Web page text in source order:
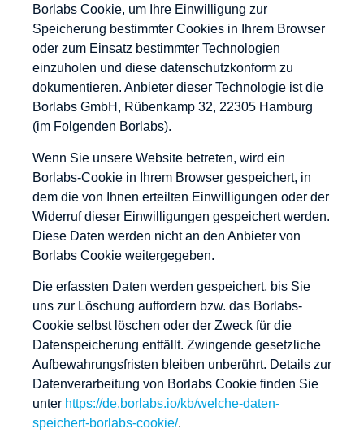
Borlabs Cookie, um Ihre Einwilligung zur
Speicherung bestimmter Cookies in Ihrem Browser
oder zum Einsatz bestimmter Technologien
einzuholen und diese datenschutzkonform zu
dokumentieren. Anbieter dieser Technologie ist die
Borlabs GmbH, Rübenkamp 32, 22305 Hamburg
(im Folgenden Borlabs).
Wenn Sie unsere Website betreten, wird ein
Borlabs-Cookie in Ihrem Browser gespeichert, in
dem die von Ihnen erteilten Einwilligungen oder der
Widerruf dieser Einwilligungen gespeichert werden.
Diese Daten werden nicht an den Anbieter von
Borlabs Cookie weitergegeben.
Die erfassten Daten werden gespeichert, bis Sie
uns zur Löschung auffordern bzw. das Borlabs-
Cookie selbst löschen oder der Zweck für die
Datenspeicherung entfällt. Zwingende gesetzliche
Aufbewahrungsfristen bleiben unberührt. Details zur
Datenverarbeitung von Borlabs Cookie finden Sie
unter https://de.borlabs.io/kb/welche-daten-
speichert-borlabs-cookie/.